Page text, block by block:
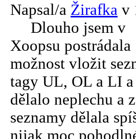
Napsal/a Žirafka v
Dlouho jsem v
Xoopsu postrádala
možnost vložit
tagy UL, OL a LI
dělalo neplechu a
seznamy dělala